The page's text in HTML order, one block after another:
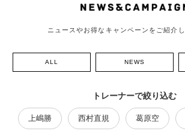
ニュースやお得なキャンペーンをご紹介し
ALL NEWS
トレーナーで絞り込む
上嶋勝 西村直規 葛原空